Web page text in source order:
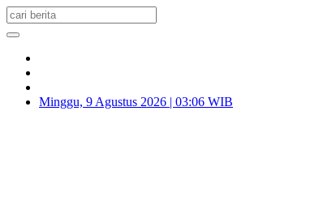
Minggu, 9 Agustus 2026 | 03:06 WIB